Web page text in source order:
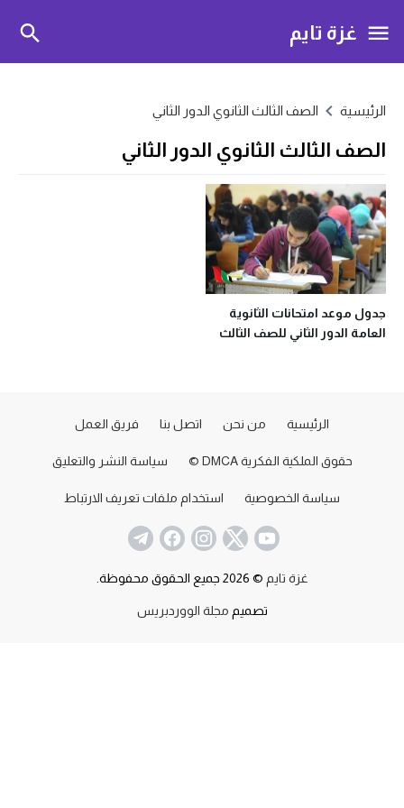
غزة تايم
الرئيسية الصف الثالث الثانوي الدور الثاني
الصف الثالث الثانوي الدور الثاني
جدول موعد امتحانات الثانوية
العامة الدور الثاني للصف الثالث
الرئيسية من نحن اتصل بنا فريق العمل
حقوق الملكية الفكرية DMCA © سياسة النشر والتعليق
سياسة الخصوصية استخدام ملفات تعريف الارتباط
غزة تايم © 2026 جميع الحقوق محفوظة.
تصميم مجلة الووردبريس